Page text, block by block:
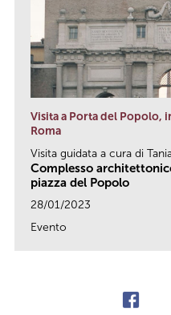
Visita a Porta del Popolo,
Roma
Visita guidata a cura di
Complesso
piazza del Popolo
28/01/2023
Evento